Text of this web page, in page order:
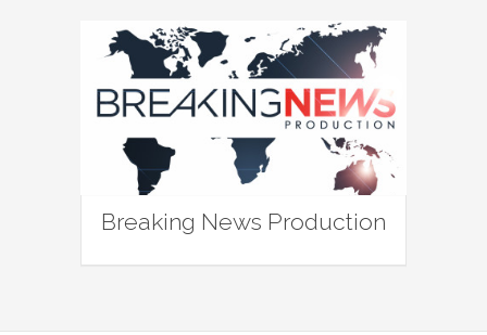
Breaking News Production